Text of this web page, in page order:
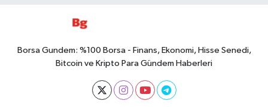
Borsa Gundem: %100 Borsa - Finans, Ekonomi, Hisse Senedi,
Bitcoin ve Kripto Para Gündem Haberleri